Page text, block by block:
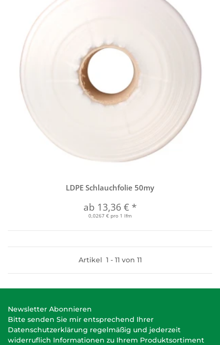
LDPE Schlauchfolie 50my
ab 13,36 € *
0,0267 € pro 1 lfm
Artikel 1 - 11 von 11
Newsletter Abonnieren
Bitte senden Sie mir entsprechend Ihrer
Datenschutzerklärung regelmäßig und jederzeit
widerruflich Informationen zu Ihrem Produktsortiment